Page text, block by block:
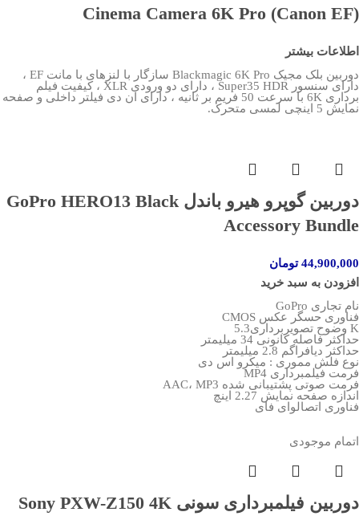
Cinema Camera 6K Pro (Canon EF)
اطلاعات بیشتر
دوربین بلک مجیک Blackmagic 6K Pro سازگار با لنزهای با مانت EF ،
دارای سنسور Super35 HDR ، دارای دو ورودی XLR ، کیفیت فیلم
برداری 6K با سرعت 50 فریم بر ثانیه ، دارای ان دی فیلتر داخلی و صفحه
نمایش 5 اینچی لمسی متحرک.
دوربین گوپرو هیرو باندل GoPro HERO13 Black
Accessory Bundle
44,900,000 تومان
افزودن به سبد خرید
نام تجاری GoPro
فناوری حسگر عکس CMOS
K وضوح تصویربرداری5.3
حداکثر فاصله کانونی 34 میلیمتر
حداکثر دیافراگم 2.8 میلیمتر
نوع فلش مموری : میکرو اس دی
فرمت فیلمبرداری MP4
فرمت صوتی پشتیبانی شده AAC، MP3
اندازه صفحه نمایش 2.27 اینچ
فناوری اتصالوای فای
اتمام موجودی
دوربین فیلمبرداری سونی Sony PXW-Z150 4K